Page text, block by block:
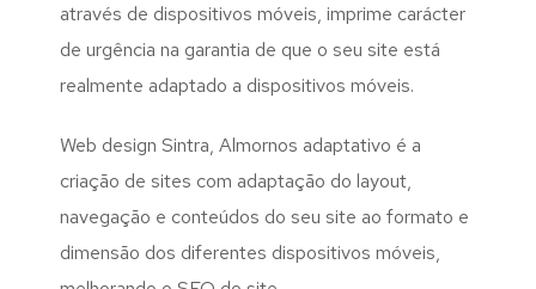
através de dispositivos móveis, imprime carácter
de urgência na garantia de que o seu site está
realmente adaptado a dispositivos móveis.
Web design Sintra, Almornos adaptativo é a
criação de sites com adaptação do layout,
navegação e conteúdos do seu site ao formato e
dimensão dos diferentes dispositivos móveis,